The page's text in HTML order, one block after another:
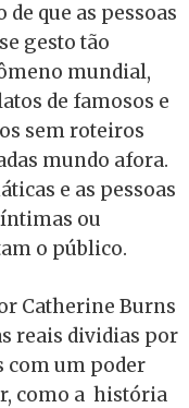
que as pessoas
gesto tão
mundial,
de famosos e
sem roteiros
mundo afora.
e as pessoas
ou
o público.
Catherine Burns
reais dividias por
com um poder
como a história